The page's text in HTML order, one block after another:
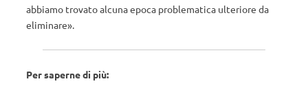
abbiamo trovato alcuna epoca problematica ulteriore da
eliminare».
Per saperne di più: